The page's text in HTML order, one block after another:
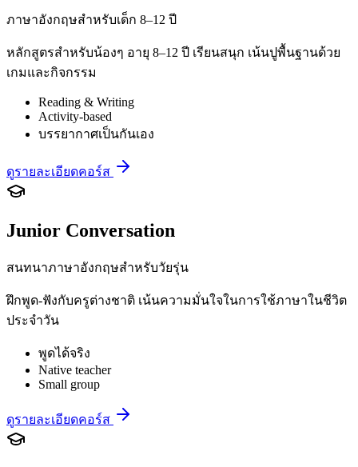
ภาษาอังกฤษสำหรับเด็ก 8–12 ปี
หลักสูตรสำหรับน้องๆ อายุ 8–12 ปี เรียนสนุก เน้นปูพื้นฐานด้วย
เกมและกิจกรรม
Reading & Writing
Activity-based
บรรยากาศเป็นกันเอง
ดูรายละเอียดคอร์ส
Junior Conversation
สนทนาภาษาอังกฤษสำหรับวัยรุ่น
ฝึกพูด-ฟังกับครูต่างชาติ เน้นความมั่นใจในการใช้ภาษาในชีวิต
ประจำวัน
พูดได้จริง
Native teacher
Small group
ดูรายละเอียดคอร์ส